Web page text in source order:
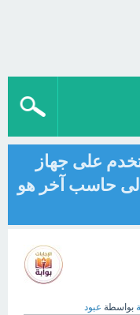
على جهاز
حاسب آخر هو
بواسطة عبود